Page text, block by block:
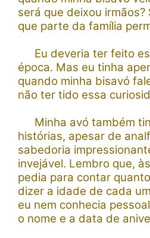
será que deixou irmãos?
que parte da família
Eu deveria ter feito
época. Mas eu tinha
quando minha bisavó
não ter tido essa
Minha avó também
histórias, apesar de
sabedoria
invejável. Lembro que,
pedia para contar
dizer a idade de cada
eu nem conhecia
o nome e a data de